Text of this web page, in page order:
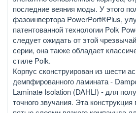
последние веяния моды. У этого
фазоинвертора PowerPort®Plus,
патентованной технологии Polk
следует ожидать от этой
серии, она также обладает
стиле Polk.
Корпус сконструирован из шести
демпфированного ламината -
Laminate Isolation (DAHLI) - для
точного звучания. Эта